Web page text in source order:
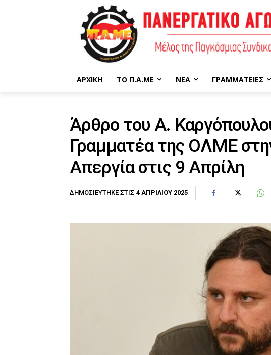
ΑΡΧΙΚΉ ΤΟ Π.Α.ΜΕ ΝΈΑ ΓΡΑΜΜΑΤΕΊΕΣ
Άρθρο του Α.
Γραμματέα της ΟΛΜΕ
Απεργία στις 9 Απρίλη
ΔΗΜΟΣΙΕΎΤΗΚΕ ΣΤΙΣ 4 ΑΠΡΙΛΊΟΥ 2025